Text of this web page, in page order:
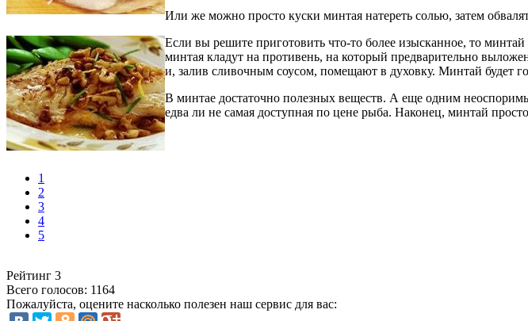
Или же можно просто куски минтая натереть солью, затем
Если вы решите приготовить что-то более изысканное, то
минтая кладут на противень, на который предварительно
и, залив сливочным соусом, помещают в духовку. Минтай будет
В минтае достаточно полезных веществ. А еще одним
едва ли не самая доступная по цене рыба. Наконец, минтай
1
2
3
4
5
Рейтинг 3
Всего голосов: 1164
Пожалуйста, оцените насколько полезен наш сервис для вас: